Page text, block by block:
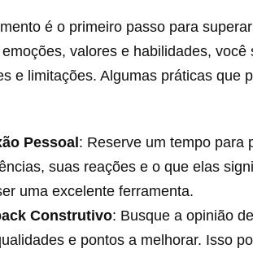
é o primeiro passo para
valores e habilidades,
e limitações. Algumas práticas que
Pessoal : Reserve um tempo para
suas reações e o que elas
uma excelente ferramenta.
Construtivo: Busque a opinião
e pontos a melhorar. Isso